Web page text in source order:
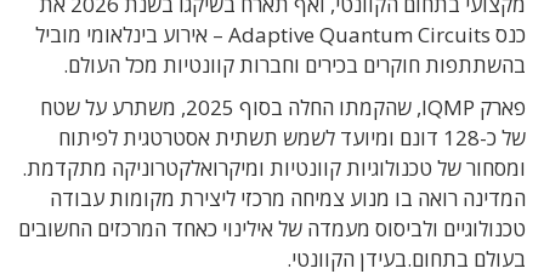
כנס Adaptive Quantum Circuits – אירוע בינלאומי מוביל
בהשתתפות חוקרים בכירים וחברות קוונטיות מכל העולם.
פארק IQMP, שהקמתו החלה בסוף 2025, משתרע על שטח
של כ-128 דונם ומיועד לשמש תשתית אסטרטגית לפיתוח
ומסחור של טכנולוגיות קוונטיות ומיקרואלקטרוניקה מתקדמת.
המדינה רואה בו מנוע צמיחה מרכזי ליצירת מקומות עבודה
טכנולוגיים ולביסוס מעמדה של אילינוי כאחד המרכזים החשובים
בעולם בתחום.בעידן הקוונטי.